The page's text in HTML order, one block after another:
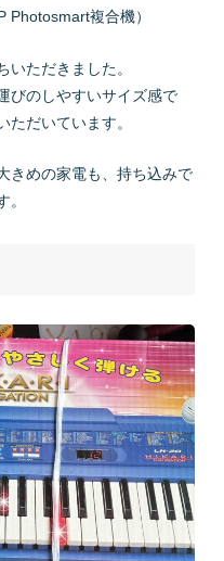
Photosmart複合機）
ただきました。
びのしやすいサイズ感で
だいています。
きめの家電も、持ち込みで